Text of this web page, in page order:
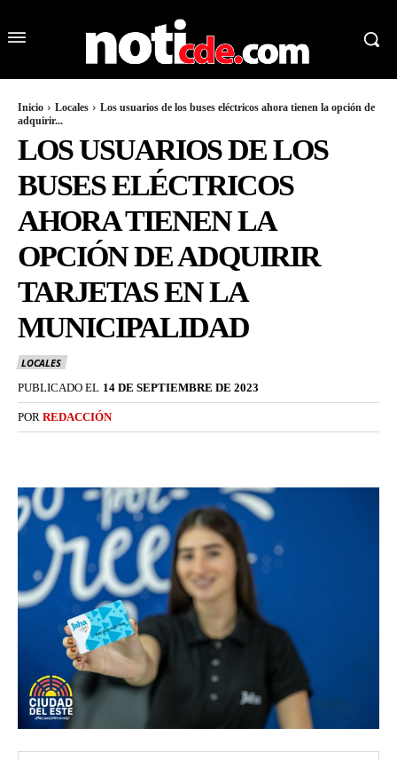
Inicio Locales
Los usuarios de los buses eléctricos ahora tienen la opción de
adquirir...
LOS USUARIOS DE LOS
BUSES ELÉCTRICOS
AHORA TIENEN LA
OPCIÓN DE ADQUIRIR
TARJETAS EN LA
MUNICIPALIDAD
LOCALES
PUBLICADO EL 14 DE SEPTIEMBRE DE 2023
POR REDACCIÓN